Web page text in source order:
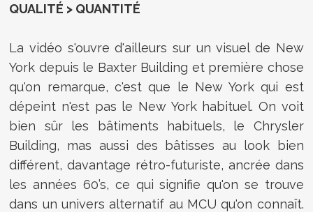
QUALITÉ > QUANTITÉ
La vidéo s'ouvre d'ailleurs sur un visuel de New
York depuis le Baxter Building et première chose
qu'on remarque, c'est que le New York qui est
dépeint n'est pas le New York habituel. On voit
bien sûr les bâtiments habituels, le Chrysler
Building, mas aussi des bâtisses au look bien
différent, davantage rétro-futuriste, ancrée dans
les années 60’s, ce qui signifie qu'on se trouve
dans un univers alternatif au MCU qu'on connaît.